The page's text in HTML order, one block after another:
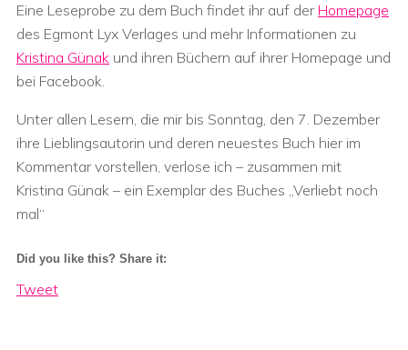
Eine Leseprobe zu dem Buch findet ihr auf der Homepage
des Egmont Lyx Verlages und mehr Informationen zu
Kristina Günak und ihren Büchern auf ihrer Homepage und
bei Facebook.
Unter allen Lesern, die mir bis Sonntag, den 7. Dezember
ihre Lieblingsautorin und deren neuestes Buch hier im
Kommentar vorstellen, verlose ich – zusammen mit
Kristina Günak – ein Exemplar des Buches „Verliebt noch
mal“
Did you like this? Share it:
Tweet